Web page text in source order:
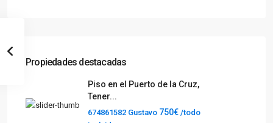
Propiedades destacadas
Piso en el Puerto de la Cruz,
Tener...
674861582 Gustavo 750€ /todo